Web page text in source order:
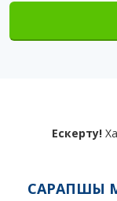
Ескерту!
САРАПШЫ